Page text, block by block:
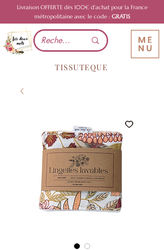
Livraison OFFERTE dès 100€ d'achat pour la France
métropolitaine avec le code : GRATIS
TISSUTEQUE